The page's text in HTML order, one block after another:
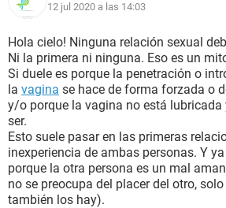
12 jul 2020 a las 14:03
Hola cielo! Ninguna relación sexual
Ni la primera ni ninguna. Eso es un
Si duele es porque la penetración o
la vagina se hace de forma forzada o
y/o porque la vagina no está lubricada
ser.
Esto suele pasar en las primeras
inexperiencia de ambas personas. Y
porque la otra persona es un mal
no se preocupa del placer del otro,
también los hay).